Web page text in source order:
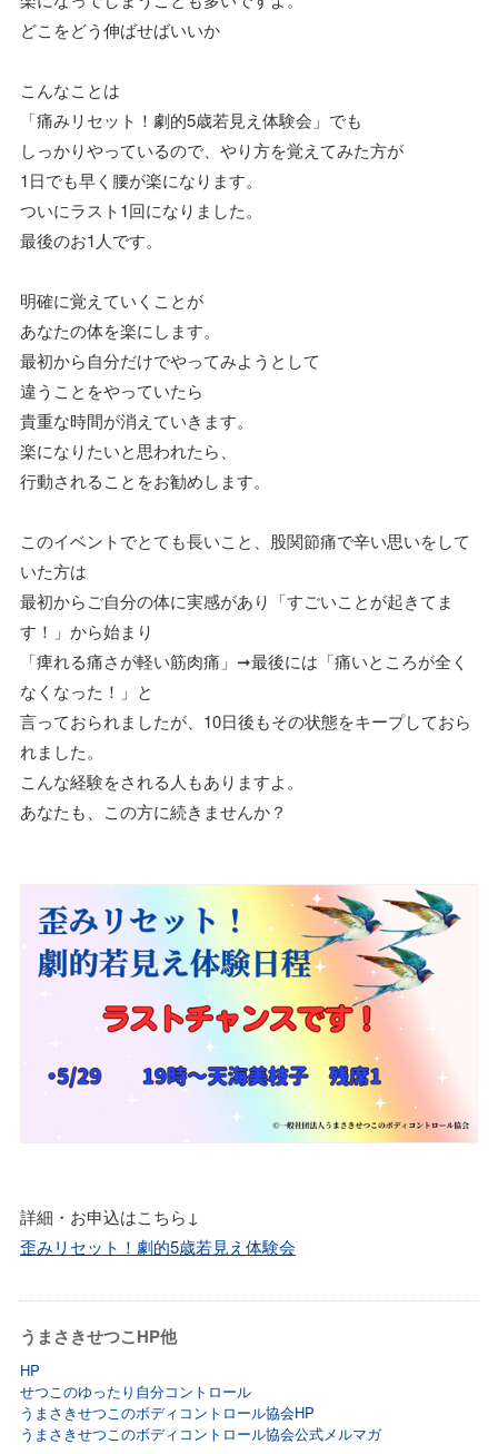
どこをどう伸ばせばいいか
こんなことは
「痛みリセット！劇的5歳若見え体験会」でも
しっかりやっているので、やり方を覚えてみた方が
1日でも早く腰が楽になります。
ついにラスト1回になりました。
最後のお1人です。
明確に覚えていくことが
あなたの体を楽にします。
最初から自分だけでやってみようとして
違うことをやっていたら
貴重な時間が消えていきます。
楽になりたいと思われたら、
行動されることをお勧めします。
このイベントでとても長いこと、股関節痛で辛い思いをして
いた方は
最初からご自分の体に実感があり「すごいことが起きてま
す！」から始まり
「痺れる痛さが軽い筋肉痛」➞最後には「痛いところが全く
なくなった！」と
言っておられましたが、10日後もその状態をキープしておら
れました。
こんな経験をされる人もありますよ。
あなたも、この方に続きませんか？
詳細・お申込はこちら↓
歪みリセット！劇的5歳若見え体験会
うまさきせつこHP他
HP
せつこのゆったり自分コントロール
うまさきせつこのボディコントロール協会HP
うまさきせつこのボディコントロール協会公式メルマガ